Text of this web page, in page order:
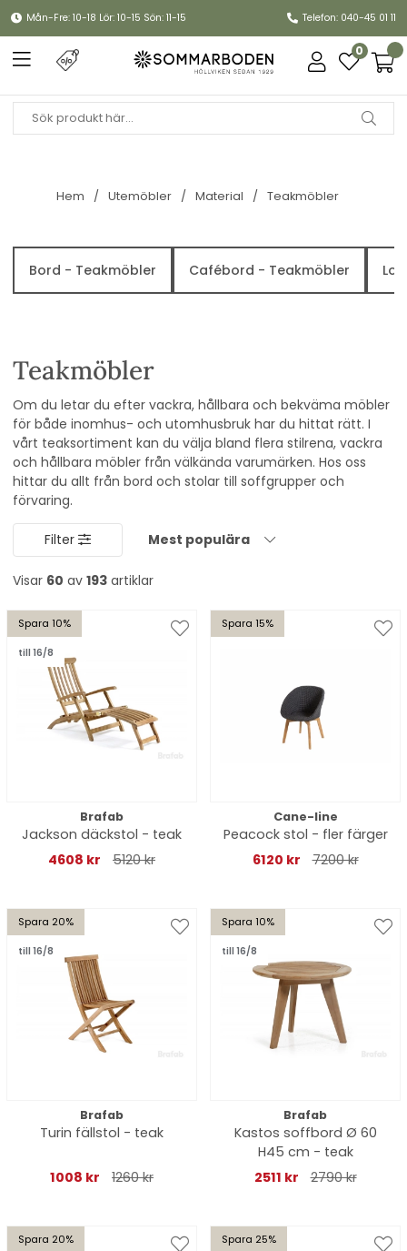
Mån-Fre: 10-18 Lör: 10-15 Sön: 11-15 Telefon: 040-45 01 11
0
Hem Utemöbler Material Teakmöbler
Bord - Teakmöbler Cafébord - Teakmöbler
Teakmöbler
Om du letar du efter vackra, hållbara och bekväma möbler
för både inomhus- och utomhusbruk har du hittat rätt. I
vårt teaksortiment kan du välja bland flera stilrena, vackra
och hållbara möbler från välkända varumärken. Hos oss
hittar du allt från bord och stolar till soffgrupper och
förvaring.
Filter Mest populära
Visar 60 av 193 artiklar
Spara 10%
till 16/8
Brafab
Jackson däckstol - teak
4608 kr
5120 kr
Spara 15%
Cane-line
Peacock stol - fler färger
6120 kr
7200 kr
Spara 20%
till 16/8
Brafab
Turin fällstol - teak
1008 kr 1260 kr
Spara 10%
till 16/8
Brafab
Kastos soffbord Ø 60
H45 cm - teak
2511 kr
2790 kr
Spara 20% Spara 25%